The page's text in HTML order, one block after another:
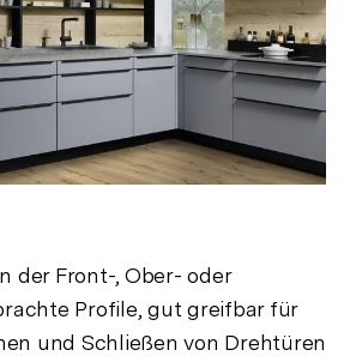
der Front-, Ober- oder
Profile, gut greifbar für
und Schließen von Drehtüren